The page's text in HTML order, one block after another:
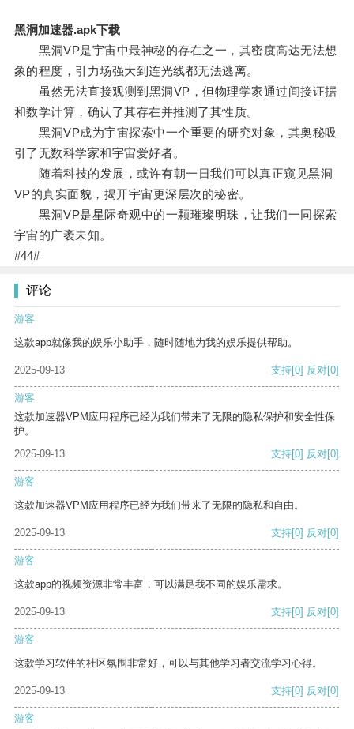
黑洞加速器.apk下载
黑洞VP是宇宙中最神秘的存在之一，其密度高达无法想
象的程度，引力场强大到连光线都无法逃离。
虽然无法直接观测到黑洞VP，但物理学家通过间接证据
和数学计算，确认了其存在并推测了其性质。
黑洞VP成为宇宙探索中一个重要的研究对象，其奥秘吸
引了无数科学家和宇宙爱好者。
随着科技的发展，或许有朝一日我们可以真正窥见黑洞
VP的真实面貌，揭开宇宙更深层次的秘密。
黑洞VP是星际奇观中的一颗璀璨明珠，让我们一同探索
宇宙的广袤未知。
#44#
评论
游客
这款app就像我的娱乐小助手，随时随地为我的娱乐提供帮助。
2025-09-13 支持[0] 反对[0]
游客
这款加速器VPM应用程序已经为我们带来了无限的隐私保护和安全性保
护。
2025-09-13
支持[0] 反对[0]
游客
这款加速器VPM应用程序已经为我们带来了无限的隐私和自由。
2025-09-13 支持[0] 反对[0]
游客
这款app的视频资源非常丰富，可以满足我不同的娱乐需求。
2025-09-13 支持[0] 反对[0]
游客
这款学习软件的社区氛围非常好，可以与其他学习者交流学习心得。
2025-09-13 支持[0] 反对[0]
游客